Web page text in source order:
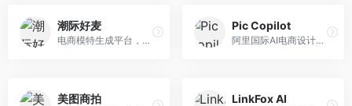
潮际好麦
电商模特生成平台，支持AI虚拟模特创作。面向服装和配饰电商，提供模特试穿、商品展示、营销素材生成等服务，模特形象可定制。
Pic Copilot
阿里国际AI电商设计工具，专注于跨境电商。面向跨境电商卖家，提供商品图优化、营销海报生成、多语言适配等服务，海外市场适配性强。
美图商拍 LinkFox AI